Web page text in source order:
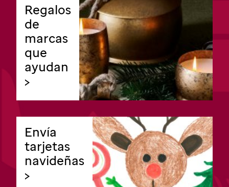
Regalos
de
marcas
que
ayudan
>
Envía
tarjetas
navideñas
>